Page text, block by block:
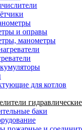
и оправы
манометры
для котлов
гидравлические
баки